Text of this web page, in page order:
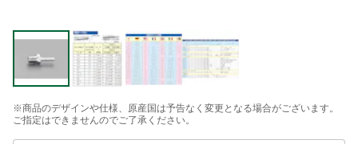
※商品のデザインや仕様、原産国は予告なく変更となる場合がございます。
ご指定はできませんのでご了承ください。